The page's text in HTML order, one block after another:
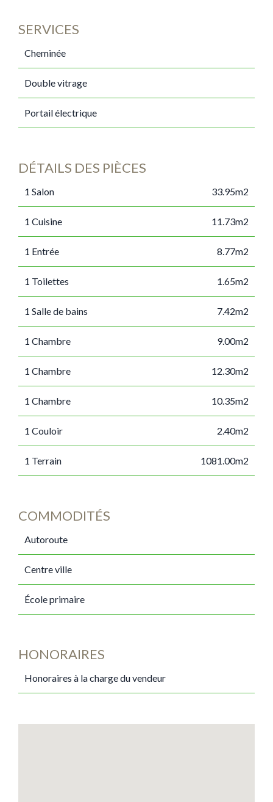
SERVICES
Cheminée
Double vitrage
Portail électrique
DÉTAILS DES PIÈCES
1 Salon 33.95m2
1 Cuisine 11.73m2
1 Entrée 8.77m2
1 Toilettes 1.65m2
1 Salle de bains 7.42m2
1 Chambre 9.00m2
1 Chambre 12.30m2
1 Chambre 10.35m2
1 Couloir 2.40m2
1 Terrain 1081.00m2
COMMODITÉS
Autoroute
Centre ville
École primaire
HONORAIRES
Honoraires à la charge du vendeur